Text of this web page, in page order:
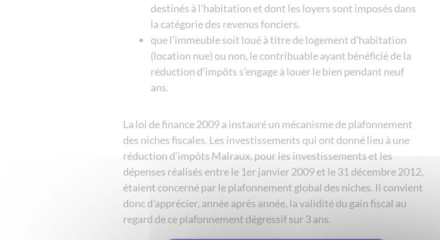
destinés à l’habitation et dont les loyers sont imposés dans
la catégorie des revenus fonciers.
que l’immeuble soit loué à titre de logement d’habitation
(location nue) ou non, le contribuable ayant bénéficié de la
réduction d’impôts s’engage à louer le bien pendant neuf
ans.
La loi de finance 2009 a instauré un mécanisme de plafonnement
des niches fiscales. Les investissements qui ont donné lieu à une
réduction d’impôts Malraux, pour les investissements et les
dépenses réalisés entre le 1er janvier 2009 et le 31 décembre 2012,
étaient concerné par le plafonnement global des niches. Il convient
donc d’apprécier, année après année, la validité du gain fiscal au
regard de ce plafonnement dégressif sur 3 ans.